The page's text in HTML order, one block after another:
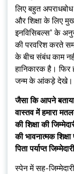
लिए बहुत
और शिक्षा के लिए
इनविसिबल्स” के
की परवरिश करते
के बीच संबंध काम
हानिकारक है।
जन्म के आंकड़े देखे।
जैसा कि आपने
वास्तव में हमारा
की शिक्षा की
की भावनात्मक
पिता पर्याप्त
स्पेन में सह-